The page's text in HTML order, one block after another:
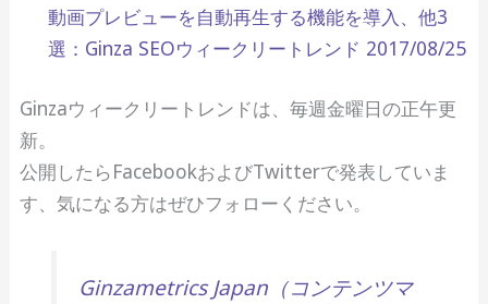
動画プレビューを自動再生する機能を導入、他3
選：Ginza SEOウィークリートレンド 2017/08/25
Ginzaウィークリートレンドは、毎週金曜日の正午更
新。
公開したらFacebookおよびTwitterで発表していま
す、気になる方はぜひフォローください。
Ginzametrics Japan（コンテンツマ